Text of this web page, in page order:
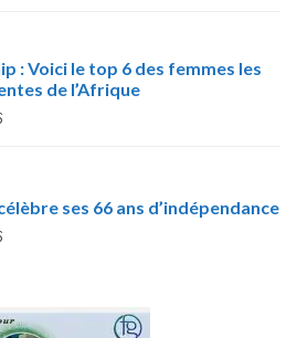
: Voici le top 6 des femmes les
de l’Afrique
ses 66 ans d’indépendance